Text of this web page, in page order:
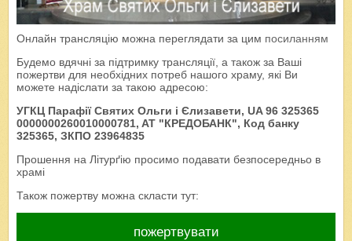
Онлайн трансляцію можна переглядати за цим посиланням
Будемо вдячні за підтримку трансляції, а також за Ваші
пожертви для необхідних потреб нашого храму, які Ви
можете надіслати за такою адресою:
УГКЦ Парафії Святих Ольги і Єлизавети, UA 96 325365
0000000260010000781, AT "КРЕДОБАНК", Код банку
325365, ЗКПО 23964835
Прошення на Літурґію просимо подавати безпосередньо в
храмі
Також пожертву можна скласти тут:
пожертвувати